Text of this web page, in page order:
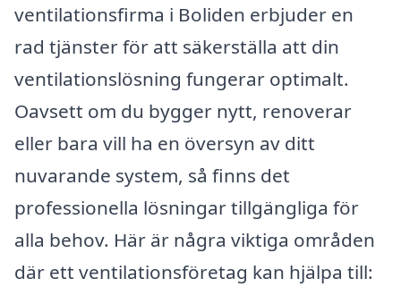
ventilationsfirma i Boliden erbjuder en
rad tjänster för att säkerställa att din
ventilationslösning fungerar optimalt.
Oavsett om du bygger nytt, renoverar
eller bara vill ha en översyn av ditt
nuvarande system, så finns det
professionella lösningar tillgängliga för
alla behov. Här är några viktiga områden
där ett ventilationsföretag kan hjälpa till: